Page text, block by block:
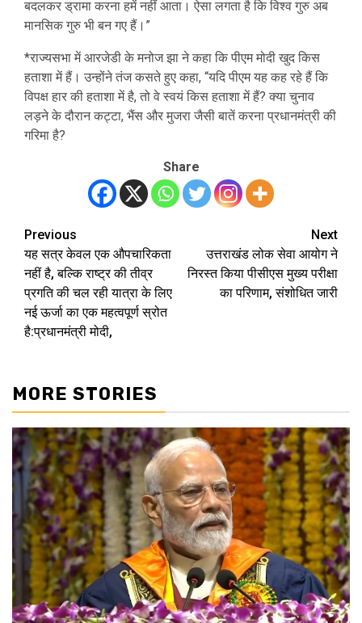
बदलकर ड्रामा करना हमें नहीं आता। ऐसा लगता है कि विश्व गुरु अब
मानसिक गुरु भी बन गए हैं।”
*राज्यसभा में आरजेडी के मनोज झा ने कहा कि पीएम मोदी खुद किस
हताशा में हैं। उन्होंने तंज कसते हुए कहा, “यदि पीएम यह कह रहे हैं कि
विपक्ष हार की हताशा में है, तो वे स्वयं किस हताशा में हैं? क्या चुनाव
लड़ने के दौरान कट्टा, भैंस और मुजरा जैसी बातें करना प्रधानमंत्री की
गरिमा है?
Share
Post
navigation
Previous
यह सत्र केवल एक औपचारिकता
नहीं है, बल्कि राष्ट्र की तीव्र
प्रगति की चल रही यात्रा के लिए
नई ऊर्जा का एक महत्वपूर्ण स्रोत
है:प्रधानमंत्री मोदी,
Next
उत्तराखंड लोक सेवा आयोग ने
निरस्त किया पीसीएस मुख्य परीक्षा
का परिणाम, संशोधित जारी
MORE STORIES